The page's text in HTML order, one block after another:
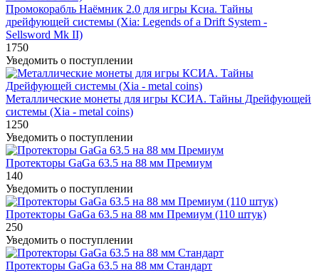
Промокорабль Наёмник 2.0 для игры Ксиа. Тайны
дрейфующей системы (Xia: Legends of a Drift System -
Sellsword Mk II)
1750
Уведомить о поступлении
Металлические монеты для игры КСИА. Тайны Дрейфующей
системы (Xia - metal coins)
1250
Уведомить о поступлении
Протекторы GaGa 63.5 на 88 мм Премиум
140
Уведомить о поступлении
Протекторы GaGa 63.5 на 88 мм Премиум (110 штук)
250
Уведомить о поступлении
Протекторы GaGa 63.5 на 88 мм Стандарт